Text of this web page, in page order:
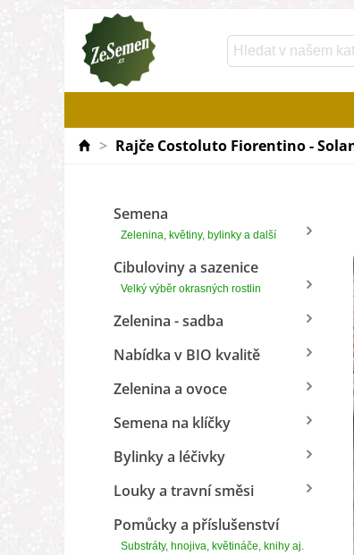
> Rajče Costoluto Fiorentino -
Semena
Zelenina, květiny, bylinky a další
Cibuloviny a sazenice
Velký výběr okrasných rostlin
Zelenina - sadba
Nabídka v BIO kvalitě
Zelenina a ovoce
Semena na klíčky
Bylinky a léčivky
Louky a travní směsi
Pomůcky a příslušenství
Substráty, hnojiva, květináče, knihy aj.